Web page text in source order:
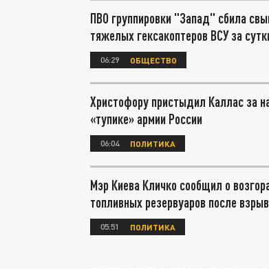
ПВО группировки "Запад" сбила
тяжелых гексакоптеров ВСУ за
06:29 ОБЩЕСТВО
Христофору пристыдил Каллас за
«тупике» армии России
06:04 ПОЛИТИКА
Мэр Киева Кличко сообщил о
топливных резервуаров после
05:51 ПОЛИТИКА